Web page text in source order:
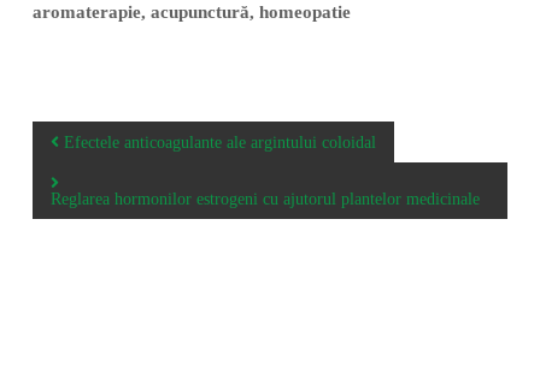
aromaterapie, acupunctură, homeopatie
t
Efectele anticoagulante ale argintului coloidal
Reglarea hormonilor estrogeni cu ajutorul plantelor medicinale